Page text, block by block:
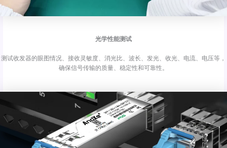
光学性能测试
测试收发器的眼图情况、接收灵敏度、消光比、波长、发光、收光、电流、电压等，
确保信号传输的质量、稳定性和可靠性。